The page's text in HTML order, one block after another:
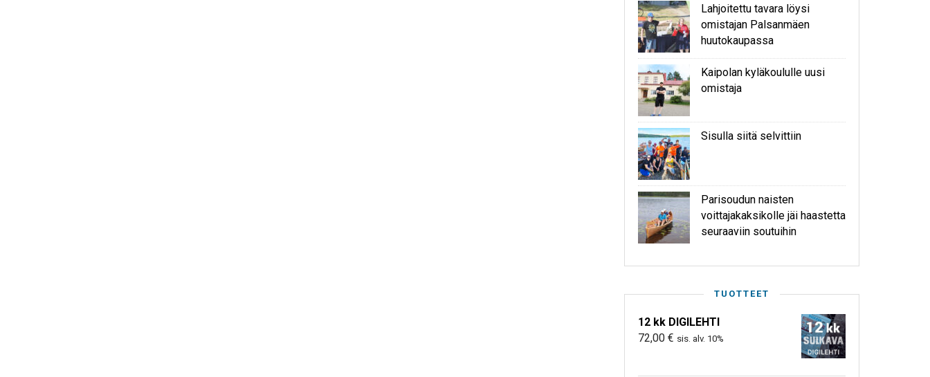
Lahjoitettu tavara löysi
omistajan Palsanmäen
huutokaupassa
Kaipolan kyläkoululle uusi
omistaja
Sisulla siitä selvittiin
Parisoudun naisten
voittajakaksikolle jäi haastetta
seuraaviin soutuihin
TUOTTEET
12 kk DIGILEHTI
72,00 € sis. alv. 10%